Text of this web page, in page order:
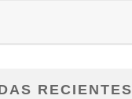
RECIENTES